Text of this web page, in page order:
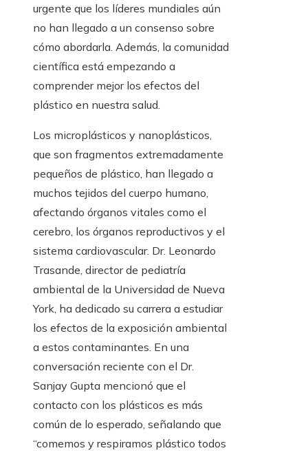
urgente que los líderes mundiales aún
no han llegado a un consenso sobre
cómo abordarla. Además, la comunidad
científica está empezando a
comprender mejor los efectos del
plástico en nuestra salud.
Los microplásticos y nanoplásticos,
que son fragmentos extremadamente
pequeños de plástico, han llegado a
muchos tejidos del cuerpo humano,
afectando órganos vitales como el
cerebro, los órganos reproductivos y el
sistema cardiovascular. Dr. Leonardo
Trasande, director de pediatría
ambiental de la Universidad de Nueva
York, ha dedicado su carrera a estudiar
los efectos de la exposición ambiental
a estos contaminantes. En una
conversación reciente con el Dr.
Sanjay Gupta mencionó que el
contacto con los plásticos es más
común de lo esperado, señalando que
“comemos y respiramos plástico todos